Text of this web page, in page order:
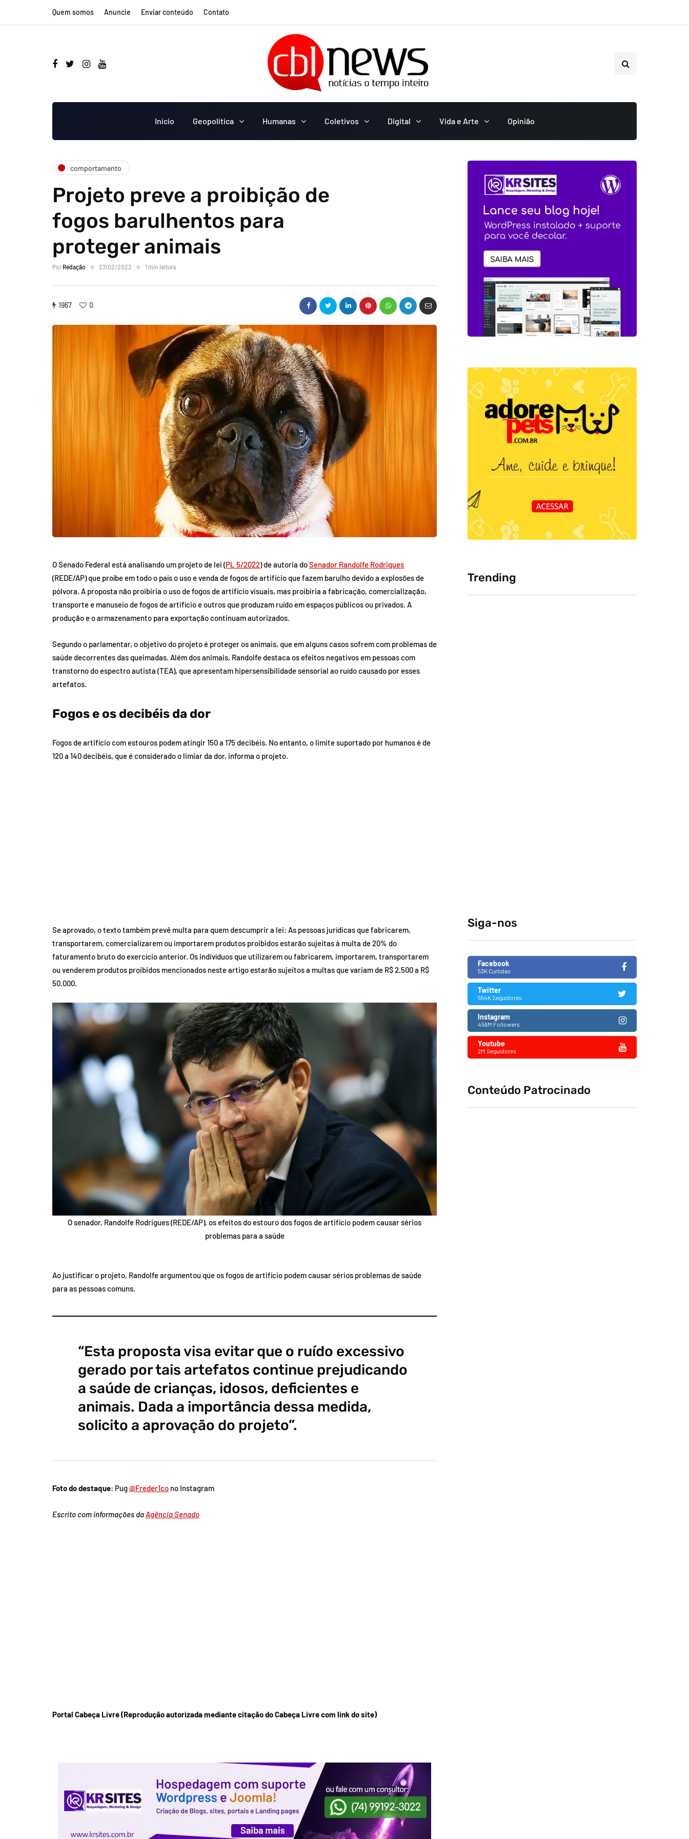
Quem somos Anuncie Enviar conteúdo Contato
Início Geopolítica Humanas Coletivos Digital Vida e Arte Opinião
comportamento
Projeto preve a proibição de
fogos barulhentos para
proteger animais
Por Redação 27/02/2022 1 min leitura
1967 0
O Senado Federal está analisando um projeto de lei (PL 5/2022) de autoria doSenador Randolfe Rodrigues
(REDE/AP) que proíbe em todo o país o uso e venda de fogos de artifício que fazem barulho devido a explosões de
pólvora. A proposta não proibiria o uso de fogos de artifício visuais, mas proibiria a fabricação, comercialização,
transporte e manuseio de fogos de artifício e outros que produzam ruído em espaços públicos ou privados. A
produção e o armazenamento para exportação continuam autorizados.
Segundo o parlamentar, o objetivo do projeto é proteger os animais, que em alguns casos sofrem com problemas de
saúde decorrentes das queimadas. Além dos animais, Randolfe destaca os efeitos negativos em pessoas com
transtorno do espectro autista (TEA), que apresentam hipersensibilidade sensorial ao ruído causado por esses
artefatos.
Fogos e os decibéis da dor
Fogos de artifício com estouros podem atingir 150 a 175 decibéis. No entanto, o limite suportado por humanos é de
120 a 140 decibéis, que é considerado o limiar da dor, informa o projeto.
Se aprovado, o texto também prevê multa para quem descumprir a lei: As pessoas jurídicas que fabricarem,
transportarem, comercializarem ou importarem produtos proibidos estarão sujeitas à multa de 20% do
faturamento bruto do exercício anterior. Os indivíduos que utilizarem ou fabricarem, importarem, transportarem
ou venderem produtos proibidos mencionados neste artigo estarão sujeitos a multas que variam de R$ 2.500 a R$
50.000.
O senador, Randolfe Rodrigues (REDE/AP), os efeitos do estouro dos fogos de artifício podem causar sérios
problemas para a saúde
Ao justificar o projeto, Randolfe argumentou que os fogos de artifício podem causar sérios problemas de saúde
para as pessoas comuns.
“Esta proposta visa evitar que o ruído excessivo
gerado por tais artefatos continue prejudicando
a saúde de crianças, idosos, deficientes e
animais. Dada a importância dessa medida,
solicito a aprovação do projeto”.
Foto do destaque: Pug@Freder1co no Instagram
Escrito com informações daAgência Senado
Portal Cabeça Livre (Reprodução autorizada mediante citação do Cabeça Livre com link do site)
Trending
26/11/2019
Siga-nos
Facebook
53K Curtidas
Twitter
554K Seguidores
Instagram
456M Followers
Youtube
2M Seguidores
Conteúdo Patrocinado